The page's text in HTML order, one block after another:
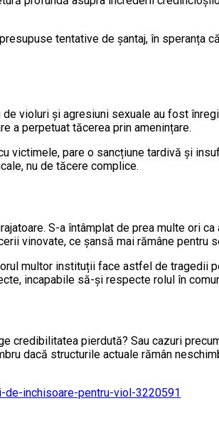
tentative de șantaj, în speranța
violuri și agresiuni sexuale au fost
a perpetuat tăcerea prin amenințare.
victimele, pare o sancțiune tardivă și
nu de tăcere complice.
S-a întâmplat de prea multe ori
vinovate, ce șansă mai rămâne pentru
multor instituții face astfel de tragedii
incapabile să-și respecte rolul în
credibilitatea pierdută? Sau cazuri
dacă structurile actuale rămân
inchisoare-pentru-viol-3220591